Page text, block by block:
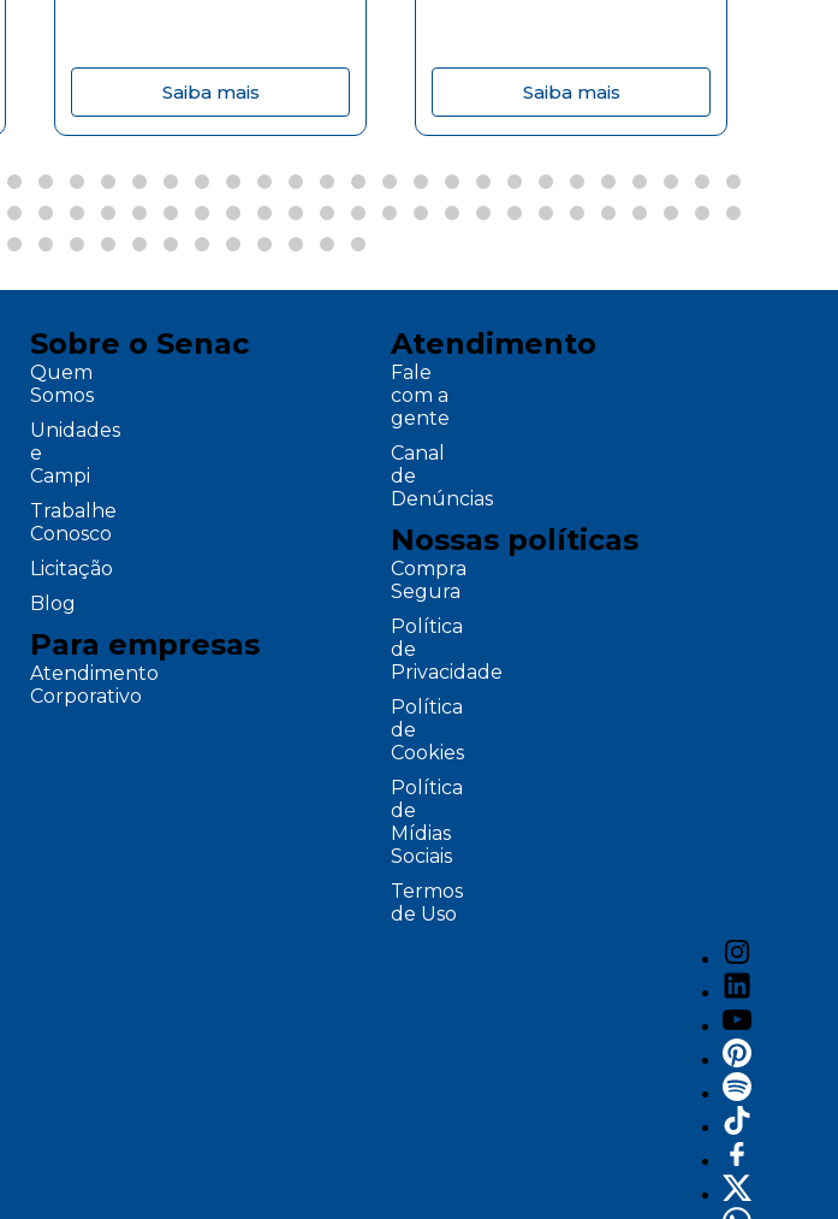
Saiba mais Saiba mais
Sobre o Senac
Quem
Somos
Unidades
e
Campi
Trabalhe
Conosco
Licitação
Blog
Para empresas
Atendimento
Corporativo
Atendimento
Fale
com a
gente
Canal
de
Denúncias
Nossas políticas
Compra
Segura
Política
de
Privacidade
Política
de
Cookies
Política
de
Mídias
Sociais
Termos
de Uso